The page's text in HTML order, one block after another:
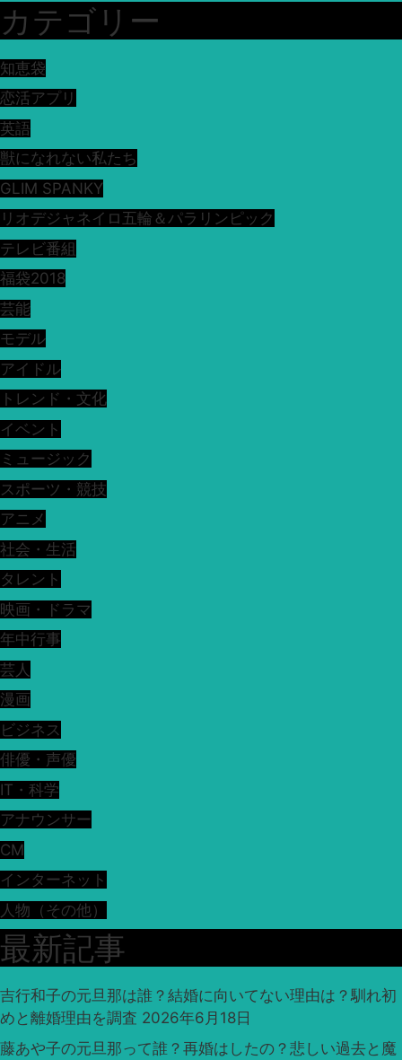
カテゴリー
知恵袋
恋活アプリ
英語
獣になれない私たち
GLIM SPANKY
リオデジャネイロ五輪＆パラリンピック
テレビ番組
福袋2018
芸能
モデル
アイドル
トレンド・文化
イベント
ミュージック
スポーツ・競技
アニメ
社会・生活
タレント
映画・ドラマ
年中行事
芸人
漫画
ビジネス
俳優・声優
IT・科学
アナウンサー
CM
インターネット
人物（その他）
最新記事
吉行和子の元旦那は誰？結婚に向いてない理由は？馴れ初
めと離婚理由を調査 2026年6月18日
藤あや子の元旦那って誰？再婚はしたの？悲しい過去と魔